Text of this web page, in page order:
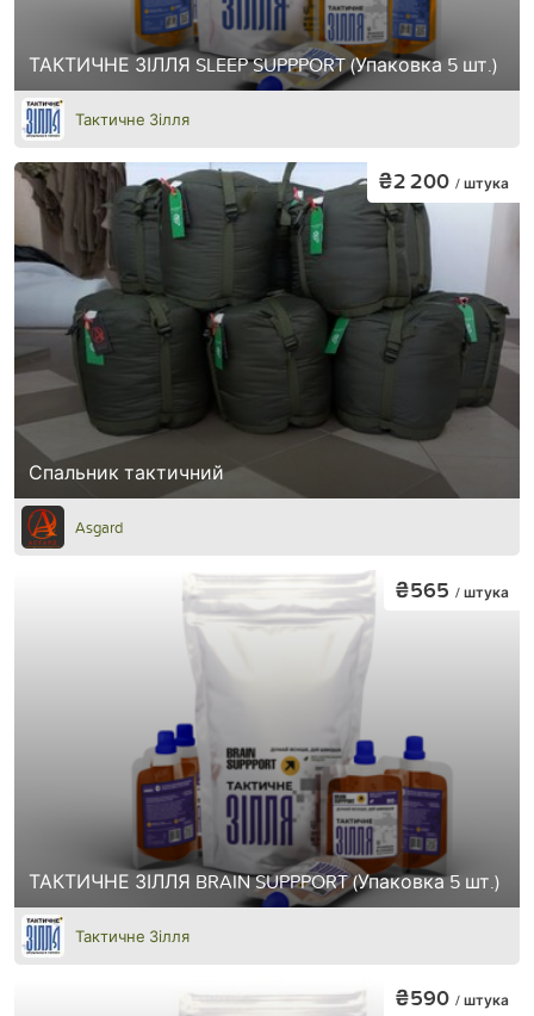
ТАКТИЧНЕ ЗІЛЛЯ SLEEP SUPPPORT (Упаковка 5 шт.)
Тактичне Зілля
Спальник тактичний
₴2 200 / штука
Asgard
ТАКТИЧНЕ ЗІЛЛЯ BRAIN SUPPPORT (Упаковка 5 шт.)
₴565 / штука
Тактичне Зілля
₴590 / штука